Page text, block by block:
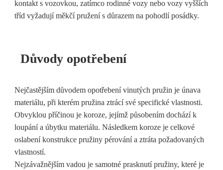
kontakt s vozovkou, zatímco rodinné vozy nebo vozy vyšších
tříd vyžadují měkčí pružení s důrazem na pohodlí posádky.
Důvody opotřebení
Nejčastějším důvodem opotřebení vinutých pružin je únava
materiálu, při kterém pružina ztrácí své specifické vlastnosti.
Obvyklou příčinou je koroze, jejímž působením dochází k
loupání a úbytku materiálu. Následkem koroze je celkové
oslabení konstrukce pružiny pérování a ztráta požadovaných
vlastností.
Nejzávažnějším vadou je samotné prasknutí pružiny, které je